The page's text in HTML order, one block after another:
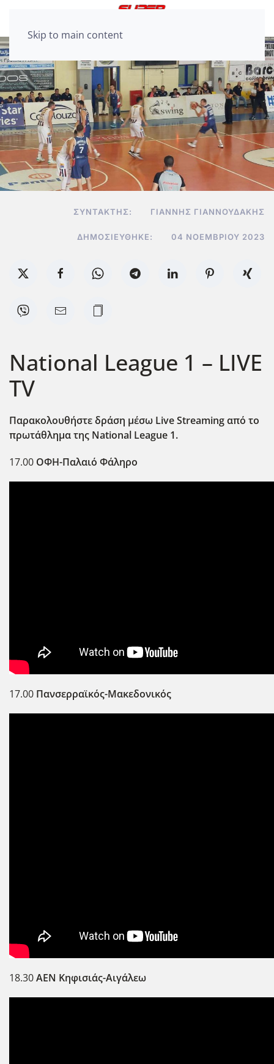
Skip to main content
ΣΥΝΤΆΚΤΗΣ: ΓΙΆΝΝΗΣ ΓΙΑΝΝΟΥΔΆΚΗΣ
ΔΗΜΟΣΙΕΎΘΗΚΕ: 04 ΝΟΕΜΒΡΊΟΥ 2023
National League 1 – LIVE
TV
Παρακολουθήστε δράση μέσω Live Streaming από το
πρωτάθλημα της National League 1.
17.00 ΟΦΗ-Παλαιό Φάληρο
17.00 Πανσερραϊκός-Μακεδονικός
18.30ΑΕΝ Κηφισιάς-Αιγάλεω